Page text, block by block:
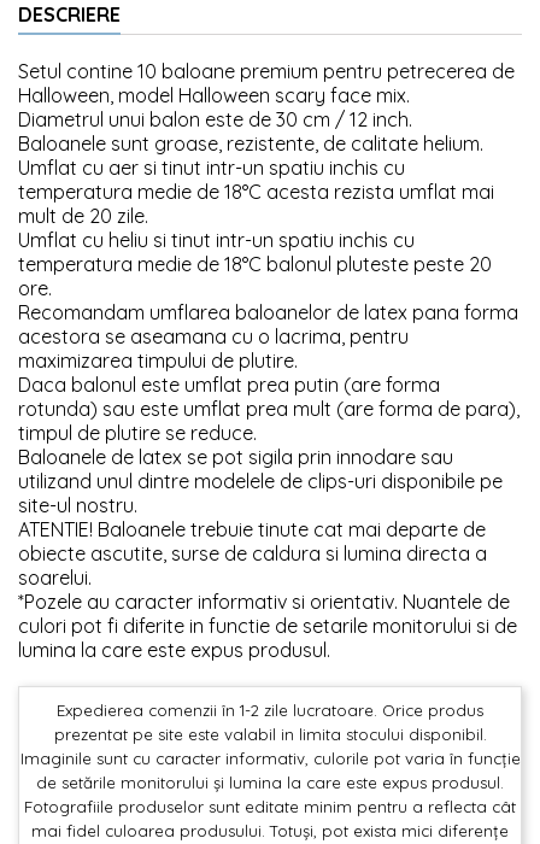
DESCRIERE
Setul contine 10 baloane premium pentru petrecerea de
Halloween, model Halloween scary face mix.
Diametrul unui balon este de 30 cm / 12 inch.
Baloanele sunt groase, rezistente, de calitate helium.
Umflat cu aer si tinut intr-un spatiu inchis cu
temperatura medie de 18°C acesta rezista umflat mai
mult de 20 zile.
Umflat cu heliu si tinut intr-un spatiu inchis cu
temperatura medie de 18°C balonul pluteste peste 20
ore.
Recomandam umflarea baloanelor de latex pana forma
acestora se aseamana cu o lacrima, pentru
maximizarea timpului de plutire.
Daca balonul este umflat prea putin (are forma
rotunda) sau este umflat prea mult (are forma de para),
timpul de plutire se reduce.
Baloanele de latex se pot sigila prin innodare sau
utilizand unul dintre modelele de clips-uri disponibile pe
site-ul nostru.
ATENTIE! Baloanele trebuie tinute cat mai departe de
obiecte ascutite, surse de caldura si lumina directa a
soarelui.
*Pozele au caracter informativ si orientativ. Nuantele de
culori pot fi diferite in functie de setarile monitorului si de
lumina la care este expus produsul.
Expedierea comenzii în 1-2 zile lucratoare. Orice produs
prezentat pe site este valabil in limita stocului disponibil.
Imaginile sunt cu caracter informativ, culorile pot varia în funcție
de setările monitorului și lumina la care este expus produsul.
Fotografiile produselor sunt editate minim pentru a reflecta cât
mai fidel culoarea produsului. Totuși, pot exista mici diferențe